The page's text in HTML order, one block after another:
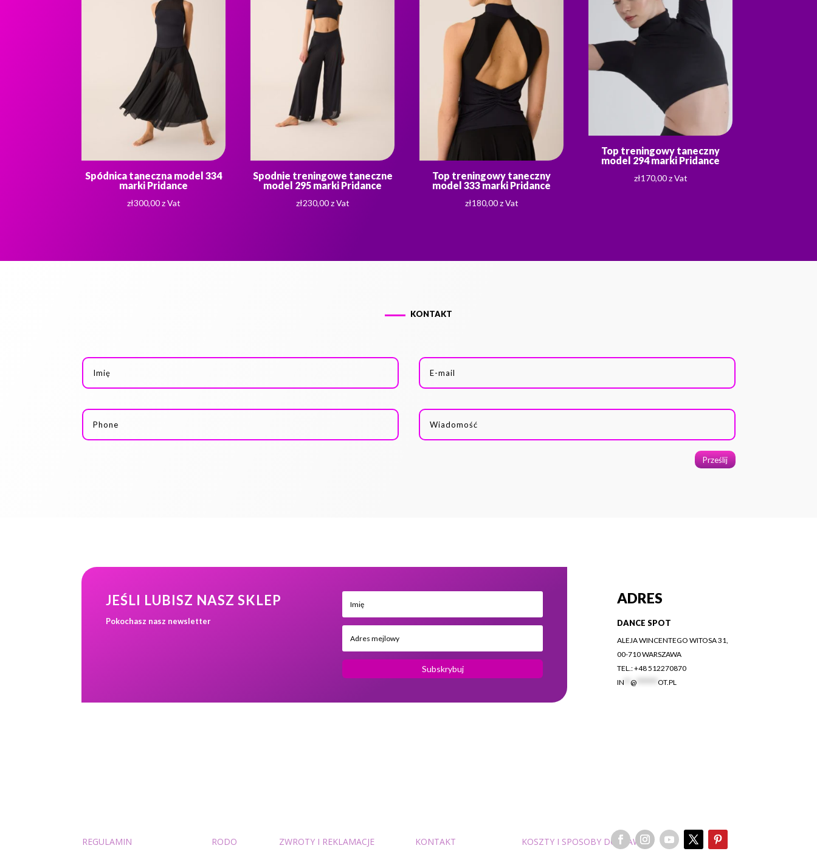
Spódnica taneczna model 334
marki Pridance
zł300,00z Vat
Spodnie treningowe taneczne
model 295 marki Pridance
zł230,00z Vat
Top treningowy taneczny
model 333 marki Pridance
zł180,00z Vat
Top treningowy taneczny
model 294 marki Pridance
zł170,00z Vat
KONTAKT
Prześlij
JEŚLI LUBISZ NASZ SKLEP
Pokochasz nasz newsletter
Subskrybuj
ADRES
DANCE SPOT
ALEJA WINCENTEGO WITOSA 31,
00-710 WARSZAWA
TEL.: +48 512270870
IN
@******* OT.PL
REGULAMIN RODO ZWROTY I REKLAMACJE KONTAKT KOSZTY I SPOSOBY DOSTAWY